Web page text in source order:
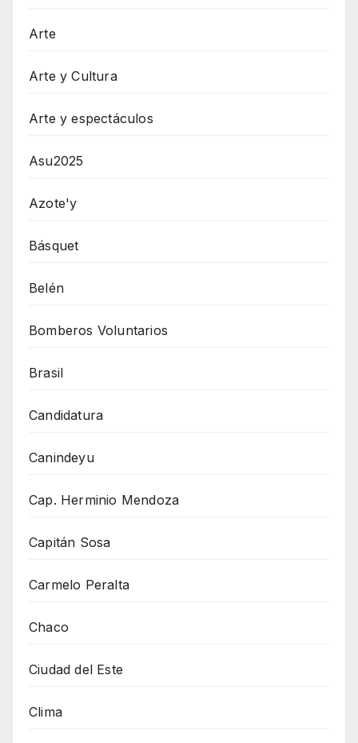
Arte
Arte y Cultura
Arte y espectáculos
Asu2025
Azote'y
Básquet
Belén
Bomberos Voluntarios
Brasil
Candidatura
Canindeyu
Cap. Herminio Mendoza
Capitán Sosa
Carmelo Peralta
Chaco
Ciudad del Este
Clima